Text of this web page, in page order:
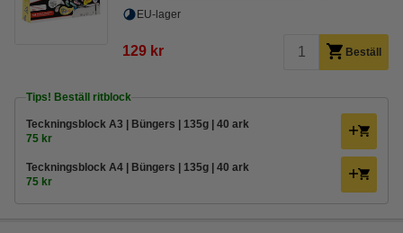
EU-lager
129 kr Beställ
Tips! Beställ ritblock
Teckningsblock A3 | Büngers | 135g | 40 ark
75 kr
Teckningsblock A4 | Büngers | 135g | 40 ark
75 kr